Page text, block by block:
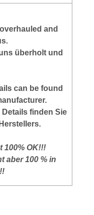
and
überholt und
can be found
finden Sie
100% OK!!!
aber 100 % in